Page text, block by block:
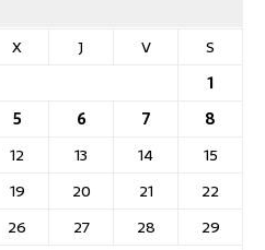
X J V
S
1
5 6 7
8
12 13 14
15
19 20 21
22
26 27 28
29